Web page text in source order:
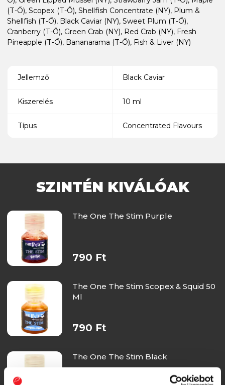
(T-Ő), Scopex (T-Ő), Shellfish Concentrate (NY), Plum &
Shellfish (T-Ő), Black Caviar (NY), Sweet Plum (T-Ő),
Cranberry (T-Ő), Green Crab (NY), Red Crab (NY), Fresh
Pineapple (T-Ő), Bananarama (T-Ő), Fish & Liver (NY)
Jellemző Black Caviar
Kiszerelés 10 ml
Típus Concentrated Flavours
SZINTÉN KIVÁLÓAK
The One The Stim Purple
790 Ft
The One The Stim Scopex & Squid 50
Ml
790 Ft
The One The Stim Black